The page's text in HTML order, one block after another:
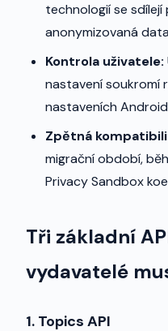
technologií se
anonymizovaná
Kontrola uživatele:
nastavení soukromí
nastaveních
Zpětná
migrační období,
Privacy Sandbox
Tři základní
vydavatelé
1. Topics API